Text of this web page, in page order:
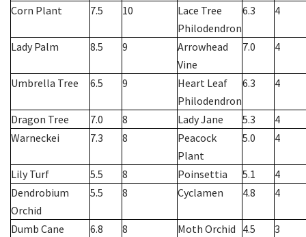
Corn Plant 7.5 10
Lace Tree
Philodendron
6.3 4
Lady Palm 8.5 9
Arrowhead
Vine
7.0 4
Umbrella Tree 6.5 9
Heart Leaf
Philodendron
6.3 4
Dragon Tree 7.0 8 Lady Jane 5.3
4
Warneckei
7.3 8
Peacock
Plant
5.0 4
Lily Turf 5.5 8 Poinsettia 5.1
4
Dendrobium
Orchid
5.5 8 Cyclamen 4.8 4
Dumb Cane
6.8 8 Moth Orchid 4.5 3